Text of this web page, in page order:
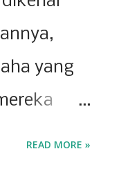
yang
READ MORE »